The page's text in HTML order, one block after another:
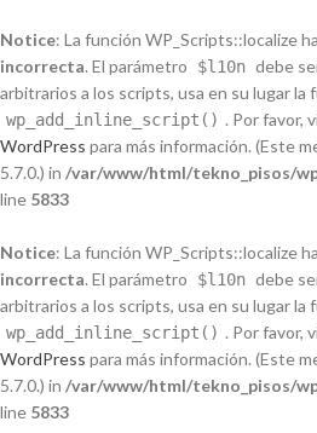
Notice: La función WP_Scripts::localize
incorrecta. El parámetro $l10n debe
arbitrarios a los scripts, usa en su lugar la
wp_add_inline_script() . Por favor,
WordPress para más información. (Este
5.7.0.) in /var/www/html/tekno_pisos/
line 5833
Notice: La función WP_Scripts::localize
incorrecta. El parámetro $l10n debe
arbitrarios a los scripts, usa en su lugar la
wp_add_inline_script() . Por favor,
WordPress para más información. (Este
5.7.0.) in /var/www/html/tekno_pisos/
line 5833